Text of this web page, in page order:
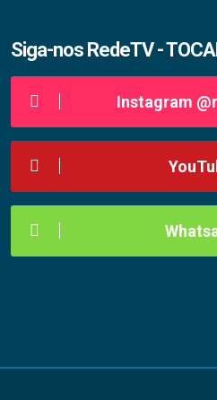
Siga-nos RedeTV -
Instagram